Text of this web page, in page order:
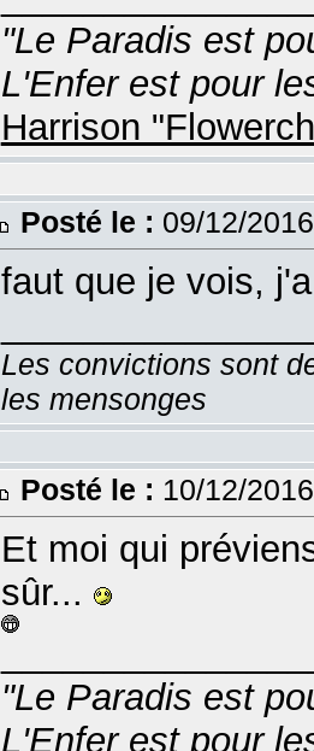
"Le Paradis est
L'Enfer est pour
Harrison
Posté le : 09/12/
faut que je vois,
Les convictions sont
les mensonges
Posté le : 10/12/
Et moi qui
sûr...
"Le Paradis est
L'Enfer est pour